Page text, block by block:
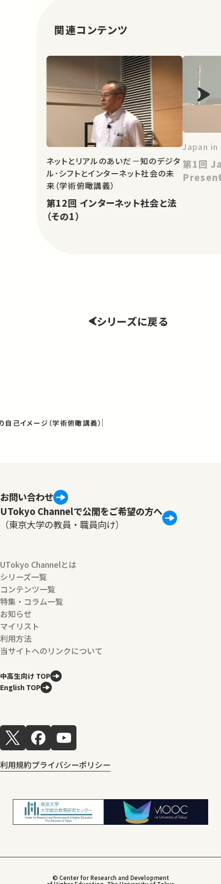
関連コンテンツ
ネットとリアルのあいだ－知のデジタ
ル･シフトとインターネット社会の未
来（学術俯瞰講義）
第12回 インターネット社会と法
（その1）
Japan
第1回 Japan, Past and
シリーズに戻る
己イメージ（学術俯瞰講義）
お問い合わせ
UTokyo Channelで公開をご希望の方へ
（東京大学の教員・職員向け）
UTokyo Channelとは
シリーズ一覧
コンテンツ一覧
特集・コラム一覧
お知らせ
マイリスト
利用方法
当サイトへのリンクについて
中高生向け TOP
English TOP
利用規約プライバシーポリシー
© Center for Research and Development